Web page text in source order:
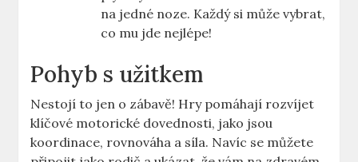
na jedné noze. Každý si může vybrat,
co mu jde nejlépe!
Pohyb s užitkem
Nestojí to jen o zábavě! Hry pomáhají rozvíjet
klíčové motorické dovednosti, jako jsou
koordinace, rovnováha a síla. Navíc se můžete